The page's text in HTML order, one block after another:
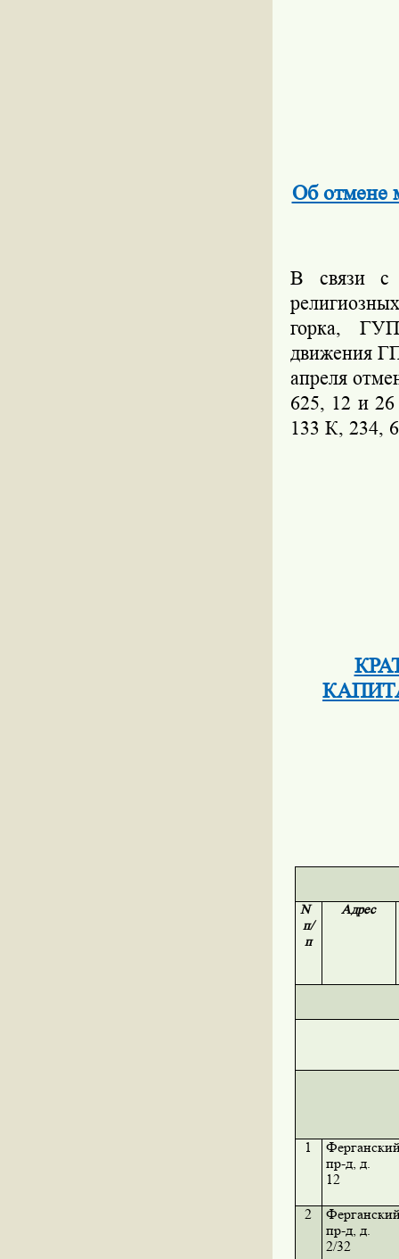
Об отмене
В связи с
горка,
движения
апреля
625, 12 и
133 К, 234,
N
п/
п
Адрес
1
пр-д, д.
12
2
пр-д, д.
2/32